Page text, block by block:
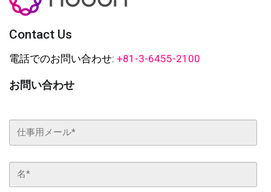
Contact Us
電話でのお問い合わせ: +81-3-6455-2100
お問い合わせ